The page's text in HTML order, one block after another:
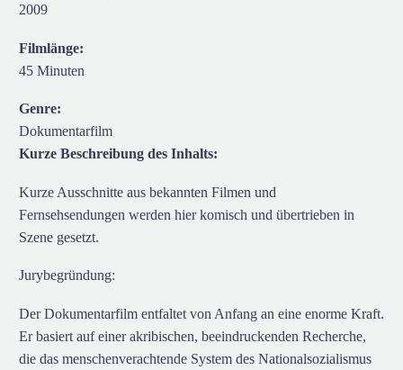
2009
Filmlänge:
45 Minuten
Genre:
Dokumentarfilm
Kurze Beschreibung des Inhalts:
Kurze Ausschnitte aus bekannten Filmen und
Fernsehsendungen werden hier komisch und übertrieben in
Szene gesetzt.
Jurybegründung:
Der Dokumentarfilm entfaltet von Anfang an eine enorme Kraft.
Er basiert auf einer akribischen, beeindruckenden Recherche,
die das menschenverachtende System des Nationalsozialismus